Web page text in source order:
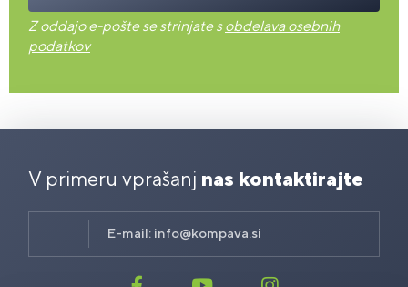
Z oddajo e-pošte se strinjate sobdelava osebnih
podatkov
V primeru vprašanj nas kontaktirajte
E-mail: info@kompava.si